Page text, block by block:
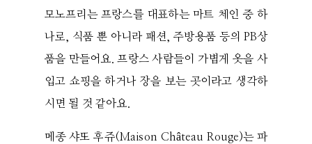
모노프리는 프랑스를 대표하는 마트 체인 중 하
나로, 식품 뿐 아니라 패션, 주방용품 등의 PB상
품을 만들어요. 프랑스 사람들이 가볍게 옷을 사
입고 쇼핑을 하거나 장을 보는 곳이라고 생각하
시면 될 것 같아요.
메종 샤또 후쥬(Maison Château Rouge)는 파